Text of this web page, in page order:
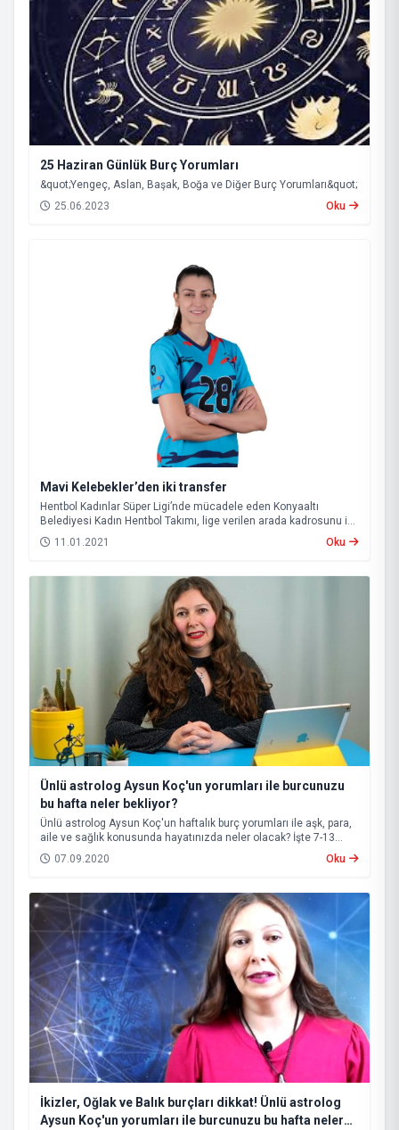
25 Haziran Günlük Burç Yorumları
&quot;Yengeç, Aslan, Başak, Boğa ve Diğer Burç Yorumları&quot;
25.06.2023
Oku
Mavi Kelebekler’den iki transfer
Hentbol Kadınlar Süper Ligi’nde mücadele eden Konyaaltı
Belediyesi Kadın Hentbol Takımı, lige verilen arada kadrosunu iki
yeni transferle güçlendirdi.
11.01.2021 Oku
Ünlü astrolog Aysun Koç'un yorumları ile burcunuzu
bu hafta neler bekliyor?
Ünlü astrolog Aysun Koç'un haftalık burç yorumları ile aşk, para,
aile ve sağlık konusunda hayatınızda neler olacak? İşte 7-13
Eylül tarihleri arasına etki edecek burç yorumları
07.09.2020 Oku
İkizler, Oğlak ve Balık burçları dikkat! Ünlü astrolog
Aysun Koç'un yorumları ile burcunuzu bu hafta neler